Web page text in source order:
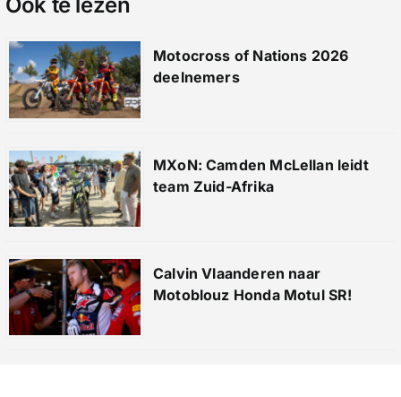
Motocross of Nations 2026
deelnemers
MXoN: Camden McLellan leidt
team Zuid-Afrika
Calvin Vlaanderen naar
Motoblouz Honda Motul SR!